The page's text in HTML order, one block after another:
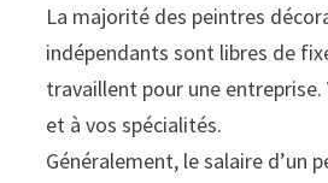
La majorité des peintres
indépendants sont libres de
travaillent pour une
et à vos spécialités.
Généralement, le salaire d’un